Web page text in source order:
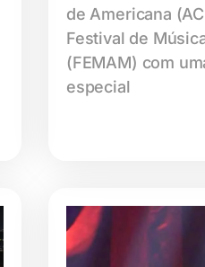
de Americana
Festival de
(FEMAM) com
especial